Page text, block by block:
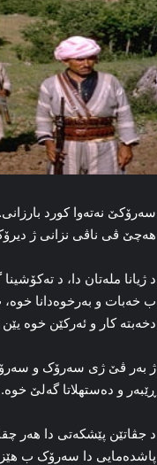
سه‌رۆکێ نه‌ته‌وا کورد
هه‌چێ ڤی ناڤی نزانی ژ
د ژیانا مله‌تان دا، د
ب خه‌بات و به‌رخوه‌دانا خوه‌،
دخه‌بته‌ کار و ئه‌رکێن خوه‌
ژ به‌ر ڤێ ژی سه‌رۆک و
ڕێبه‌ر و ده‌ستهلاتا گه‌لێ
د جڤاتێن پێشکه‌تی دا هه‌ر
پاشده‌مایی دا سه‌رۆک ب هێز